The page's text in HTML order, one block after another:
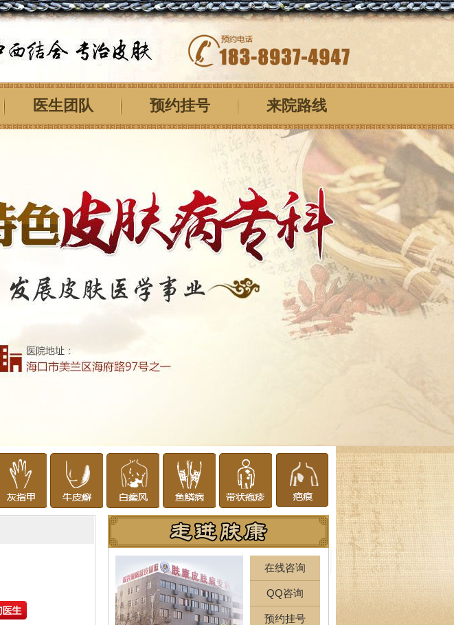
医生团队 预约挂号 来院路线
在线咨询
QQ咨询
预约挂号